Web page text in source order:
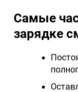
Самые
зарядке